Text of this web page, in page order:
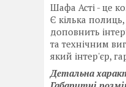
Шафа Асті - це
Є кілька
доповнить
та технічним
який інтер'єр,
Детальна